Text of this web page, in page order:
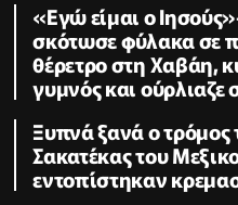
«Εγώ είμαι ο
σκότωσε φύλακα σε
θέρετρο στη Χαβάη,
γυμνός και ούρλιαζε
Ξυπνά ξανά ο τρόμος
Σακατέκας του
εντοπίστηκαν